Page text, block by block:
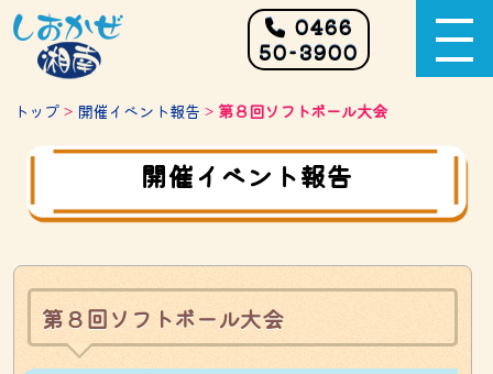
0466
50-3900
トップ> 開催イベント報告 > 第８回ソフトボール大会
開催イベント報告
第８回ソフトボール大会